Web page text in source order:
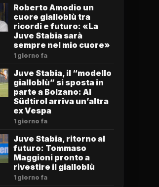
Roberto Amodio un
cuore gialloblù tra
ricordi e futuro: «La
Juve Stabia sarà
sempre nel mio cuore»
1 giorno fa
Juve Stabia, il “modello
gialloblù” si sposta in
parte a Bolzano: Al
Südtirol arriva un’altra
ex Vespa
1 giorno fa
Juve Stabia, ritorno al
futuro: Tommaso
Maggioni pronto a
rivestire il gialloblù
1 giorno fa